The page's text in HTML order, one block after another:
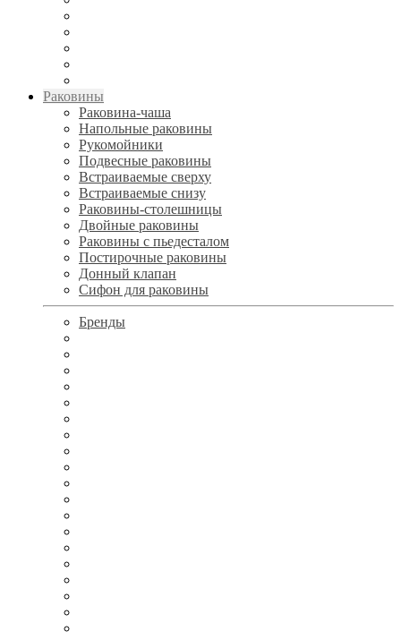
Раковины
Раковина-чаша
Напольные раковины
Рукомойники
Подвесные раковины
Встраиваемые сверху
Встраиваемые снизу
Раковины-столешницы
Двойные раковины
Раковины с пьедесталом
Постирочные раковины
Донный клапан
Сифон для раковины
Бренды